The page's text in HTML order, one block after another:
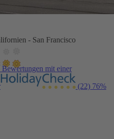
- San Francisco
mit einer
(22) 76%